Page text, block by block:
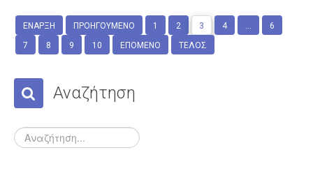
ΈΝΑΡΞΗ ΠΡΟΗΓΟΎΜΕΝΟ 1 2 3 4 ...
6
7
8 9 10 ΕΠΌΜΕΝΟ ΤΈΛΟΣ
Αναζήτηση